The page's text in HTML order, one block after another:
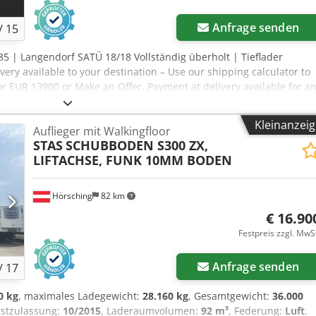
15 Anfrage senden
| Langendorf SATÜ 18/18 Vollständig überholt | Tieflader
available to your destination – Use our shipping calculator to
EUR 13900 or Make an Offer. Payment at delivery available for an
Inspected by an independent expert 12 Inspektionspunkte 9
⚠️ 📌 Inspector's Comment: Frisch renoviert, nach der
the full inspection, extra photos, or a video? Tip: The
looking up more details online. 💡 Why this machine and our
by professionals ✔ Jobsite delivery available ✔ Money-Back
options Dcjdpfjzrltwjx Aqqek 🔄 Considering other equipment
for all equipment owners and operators – easily accessible
17
Hörsching 82 km
Auflieger mit Walkingfloor
STASSCHUBBODEN S300 ZX,
LIFTACHSE, FUNK 10MM BODEN
€
Festpreis zzgl.
Anfrage senden
kg, maximales Ladegewicht: 28.160 kg, Gesamtgewicht: 36.000
10/2015, Laderaumvolumen: 92 m³, Federung: Luft,